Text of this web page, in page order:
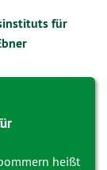
für
heißt